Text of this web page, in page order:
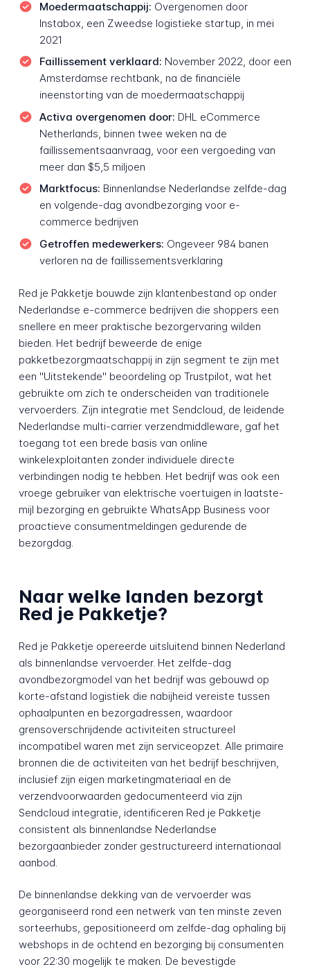
Moedermaatschappij: Overgenomen door
Instabox, een Zweedse logistieke startup, in mei
2021
Faillissement verklaard: November 2022, door een
Amsterdamse rechtbank, na de financiële
ineenstorting van de moedermaatschappij
Activa overgenomen door: DHL eCommerce
Netherlands, binnen twee weken na de
faillissementsaanvraag, voor een vergoeding van
meer dan $5,5 miljoen
Marktfocus: Binnenlandse Nederlandse zelfde-dag
en volgende-dag avondbezorging voor e-
commerce bedrijven
Getroffen medewerkers: Ongeveer 984 banen
verloren na de faillissementsverklaring
Red je Pakketje bouwde zijn klantenbestand op onder
Nederlandse e-commerce bedrijven die shoppers een
snellere en meer praktische bezorgervaring wilden
bieden. Het bedrijf beweerde de enige
pakketbezorgmaatschappij in zijn segment te zijn met
een "Uitstekende" beoordeling op Trustpilot, wat het
gebruikte om zich te onderscheiden van traditionele
vervoerders. Zijn integratie met Sendcloud, de leidende
Nederlandse multi-carrier verzendmiddleware, gaf het
toegang tot een brede basis van online
winkelexploitanten zonder individuele directe
verbindingen nodig te hebben. Het bedrijf was ook een
vroege gebruiker van elektrische voertuigen in laatste-
mijl bezorging en gebruikte WhatsApp Business voor
proactieve consumentmeldingen gedurende de
bezorgdag.
Naar welke landen bezorgt
Red je Pakketje?
Red je Pakketje opereerde uitsluitend binnen Nederland
als binnenlandse vervoerder. Het zelfde-dag
avondbezorgmodel van het bedrijf was gebouwd op
korte-afstand logistiek die nabijheid vereiste tussen
ophaalpunten en bezorgadressen, waardoor
grensoverschrijdende activiteiten structureel
incompatibel waren met zijn serviceopzet. Alle primaire
bronnen die de activiteiten van het bedrijf beschrijven,
inclusief zijn eigen marketingmateriaal en de
verzendvoorwaarden gedocumenteerd via zijn
Sendcloud integratie, identificeren Red je Pakketje
consistent als binnenlandse Nederlandse
bezorgaanbieder zonder gestructureerd internationaal
aanbod.
De binnenlandse dekking van de vervoerder was
georganiseerd rond een netwerk van ten minste zeven
sorteerhubs, gepositioneerd om zelfde-dag ophaling bij
webshops in de ochtend en bezorging bij consumenten
voor 22:30 mogelijk te maken. De bevestigde